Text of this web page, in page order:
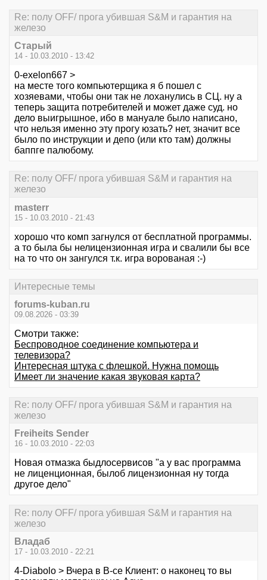
Re: полу OFF/ прога убившая S&M и гарантия на
железо
Старый
14 - 10.03.2010 - 13:42
0-exelon667 >
на месте того компьютерщика я б пошел с
хозяевами, чтобы они так не лоханулись в СЦ. ну а
теперь защита потребителей и может даже суд. но
дело выигрышное, ибо в мануале было написано,
что нельзя именно эту прогу юзать? нет, значит все
было по инструкции и депо (или кто там) должны
баппге палюбому.
Re: полу OFF/ прога убившая S&M и гарантия на
железо
masterr
15 - 10.03.2010 - 21:43
хорошо что комп загнулся от бесплатной программы.
а то была бы нелицензионная игра и свалили бы все
на то что он зангулся т.к. игра ворованая :-)
Интересные темы
forums-kuban.ru
09.08.2026 - 03:39
Смотри также:
Беспроводное соединение компьютера и
телевизора?
Интересная штука с флешкой. Нужна помощь
Имеет ли значение какая звуковая карта?
Re: полу OFF/ прога убившая S&M и гарантия на
железо
Freiheits Sender
16 - 10.03.2010 - 22:03
Новая отмазка быдлосервисов "а у вас программа
не лиценционная, былоб лицензионная ну тогда
другое дело"
Re: полу OFF/ прога убившая S&M и гарантия на
железо
Владаб
17 - 10.03.2010 - 22:21
4-Diabolo > Вчера в В-се Клиент: о наконец то вы